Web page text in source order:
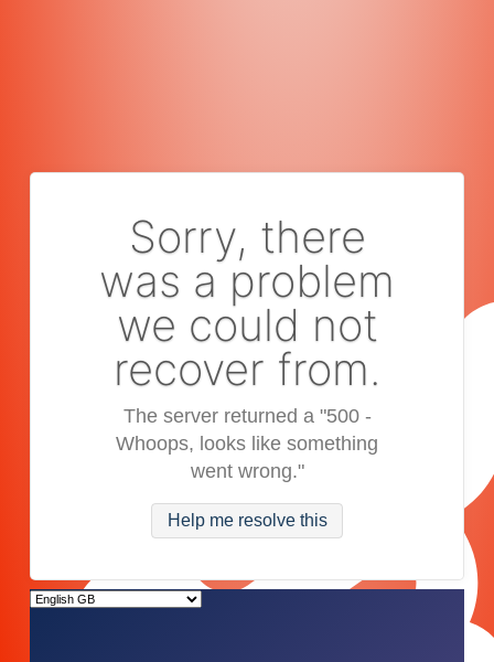
Sorry, there
was a problem
we could not
recover from.
The server returned a "500 -
Whoops, looks like something
went wrong."
Help me resolve this